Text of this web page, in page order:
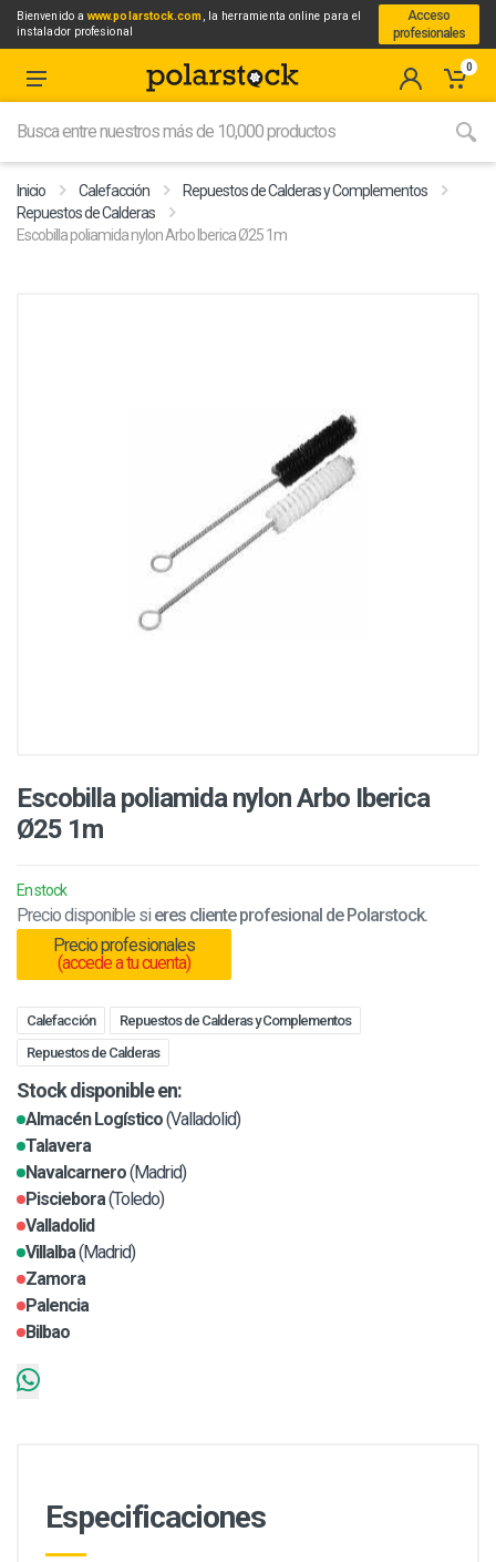
Bienvenido awww.polarstock.com, la herramienta online para el
instalador profesional
Acceso
profesionales
0
Inicio Calefacción
Repuestos de Calderas y Complementos
Repuestos de Calderas
Escobilla poliamida nylon Arbo Iberica Ø25 1m
Escobilla poliamida nylon Arbo Iberica
Ø25 1m
En stock
Precio disponible si eres cliente profesional de Polarstock.
Precio profesionales
(accede a tu cuenta)
Calefacción
Repuestos de Calderas y Complementos
Repuestos de Calderas
Stock disponible en:
Almacén Logístico(Valladolid)
Talavera
Navalcarnero(Madrid)
Pisciebora(Toledo)
Valladolid
Villalba(Madrid)
Zamora
Palencia
Bilbao
Especificaciones